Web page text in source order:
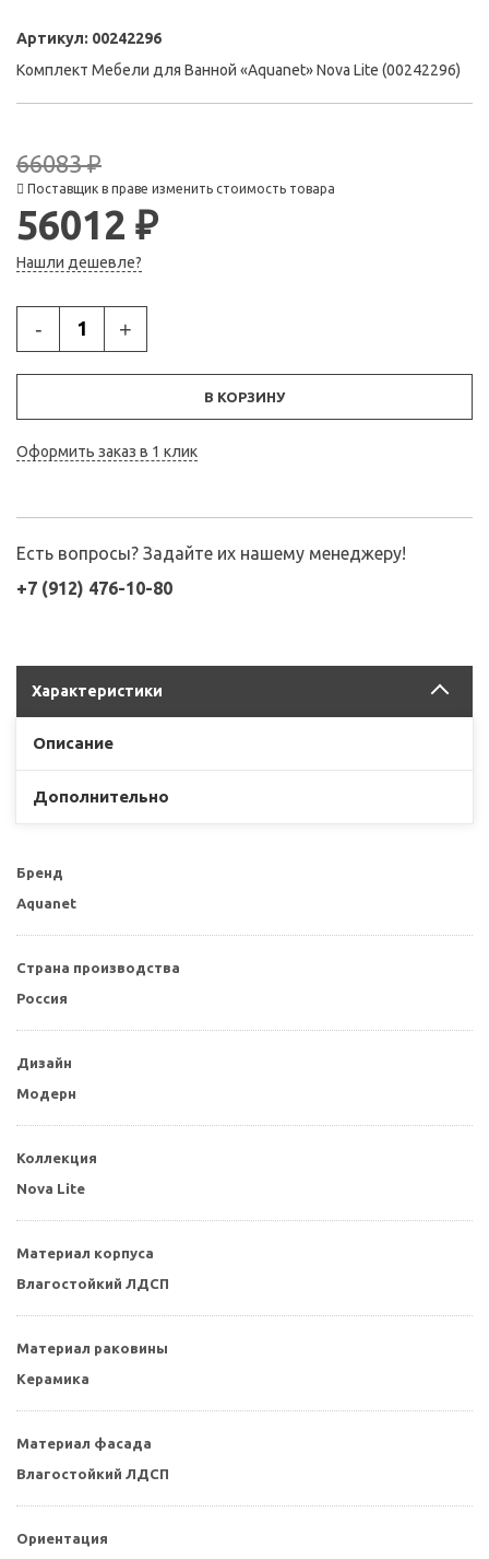
Артикул: 00242296
Комплект Мебели для Ванной «Aquanet» Nova Lite (00242296)
66083 ₽
Поставщик в праве изменить стоимость товара
56012 ₽
Нашли дешевле?
- +
В КОРЗИНУ
Оформить заказ в 1 клик
Есть вопросы? Задайте их нашему менеджеру!
+7 (912) 476-10-80
Характеристики
Описание
Дополнительно
Бренд
Aquanet
Страна производства
Россия
Дизайн
Модерн
Коллекция
Nova Lite
Материал корпуса
Влагостойкий ЛДСП
Материал раковины
Керамика
Материал фасада
Влагостойкий ЛДСП
Ориентация